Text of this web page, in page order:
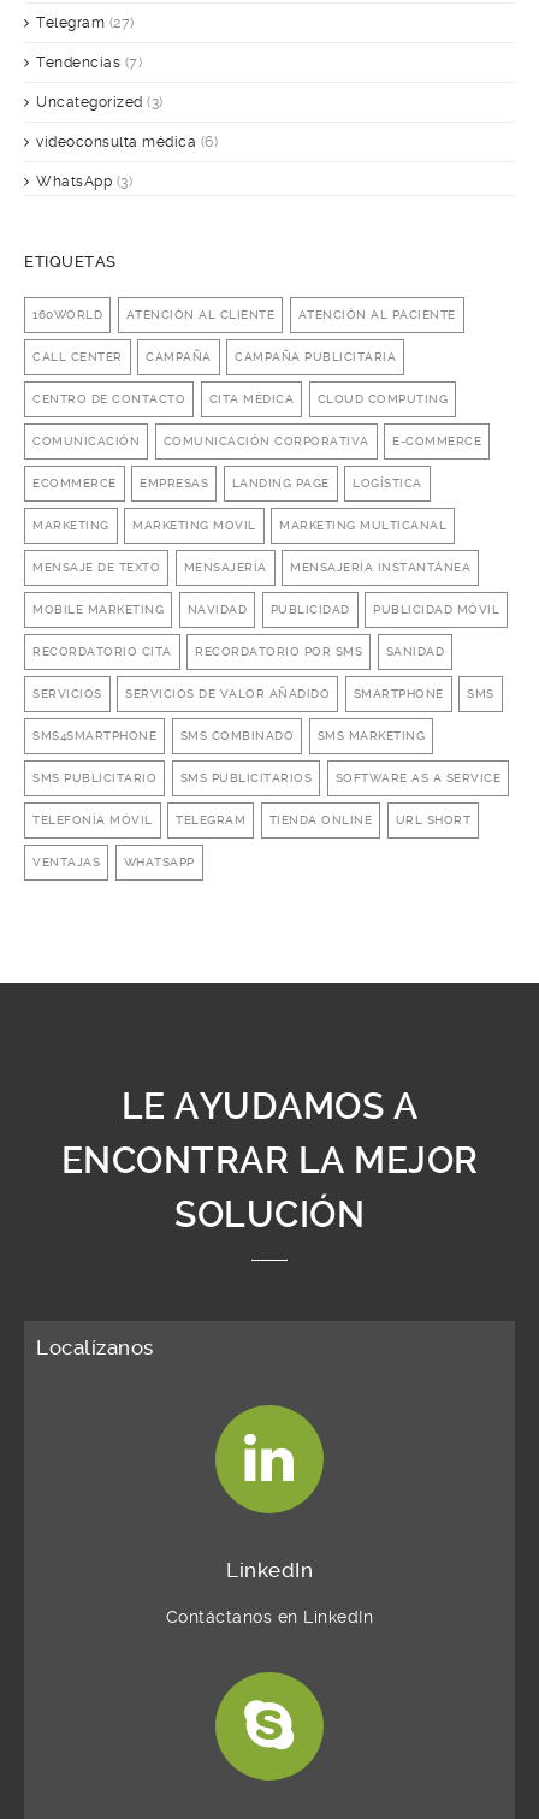
Telegram (27)
Tendencias (7)
Uncategorized (3)
videoconsulta médica (6)
WhatsApp (3)
ETIQUETAS
160WORLD ATENCIÓN AL CLIENTE ATENCIÓN AL PACIENTE
CALL CENTER CAMPAÑA CAMPAÑA PUBLICITARIA
CENTRO DE CONTACTO CITA MÉDICA CLOUD COMPUTING
COMUNICACIÓN COMUNICACIÓN CORPORATIVA E-COMMERCE
ECOMMERCE EMPRESAS LANDING PAGE LOGÍSTICA
MARKETING MARKETING MOVIL MARKETING MULTICANAL
MENSAJE DE TEXTO MENSAJERÍA MENSAJERÍA INSTANTÁNEA
MOBILE MARKETING NAVIDAD PUBLICIDAD PUBLICIDAD MÓVIL
RECORDATORIO CITA RECORDATORIO POR SMS SANIDAD
SERVICIOS SERVICIOS DE VALOR AÑADIDO SMARTPHONE SMS
SMS4SMARTPHONE SMS COMBINADO SMS MARKETING
SMS PUBLICITARIO SMS PUBLICITARIOS SOFTWARE AS A SERVICE
TELEFONÍA MÓVIL TELEGRAM TIENDA ONLINE URL SHORT
VENTAJAS WHATSAPP
LE AYUDAMOS A
ENCONTRAR LA MEJOR
SOLUCIÓN
Localízanos
LinkedIn
Contáctanos en LinkedIn